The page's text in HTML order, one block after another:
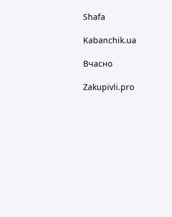
Shafa
Kabanchik.ua
Вчасно
Zakupivli.pro